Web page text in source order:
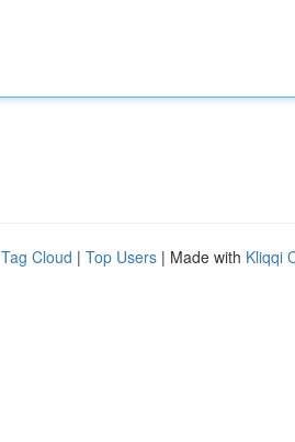
Tag Cloud | Top Users | Made with Kliqqi